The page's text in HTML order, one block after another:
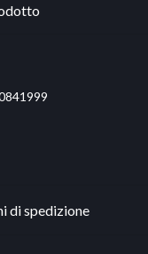
di spedizione